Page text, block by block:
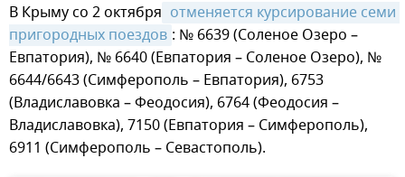
В Крыму со 2 октября отменяется курсирование семи
пригородных поездов : № 6639 (Соленое Озеро –
Евпатория), № 6640 (Евпатория – Соленое Озеро), №
6644/6643 (Симферополь – Евпатория), 6753
(Владиславовка – Феодосия), 6764 (Феодосия –
Владиславовка), 7150 (Евпатория – Симферополь),
6911 (Симферополь – Севастополь).